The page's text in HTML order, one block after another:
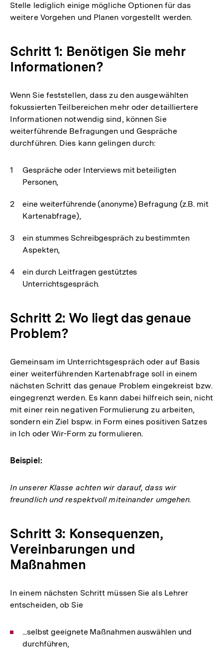
Stelle lediglich einige mögliche Optionen für das
weitere Vorgehen und Planen vorgestellt werden.
Schritt 1: Benötigen Sie mehr
Informationen?
Wenn Sie feststellen, dass zu den ausgewählten
fokussierten Teilbereichen mehr oder detailliertere
Informationen notwendig sind, können Sie
weiterführende Befragungen und Gespräche
durchführen. Dies kann gelingen durch:
Gespräche oder Interviews mit beteiligten
Personen,
eine weiterführende (anonyme) Befragung (z.B. mit
Kartenabfrage),
ein stummes Schreibgespräch zu bestimmten
Aspekten,
ein durch Leitfragen gestütztes
Unterrichtsgespräch.
Schritt 2: Wo liegt das genaue
Problem?
Gemeinsam im Unterrichtsgespräch oder auf Basis
einer weiterführenden Kartenabfrage soll in einem
nächsten Schritt das genaue Problem eingekreist bzw.
eingegrenzt werden. Es kann dabei hilfreich sein, nicht
mit einer rein negativen Formulierung zu arbeiten,
sondern ein Ziel bspw. in Form eines positiven Satzes
in Ich oder Wir-Form zu formulieren.
Beispiel:
In unserer Klasse achten wir darauf, dass wir
freundlich und respektvoll miteinander umgehen.
Schritt 3: Konsequenzen,
Vereinbarungen und
Maßnahmen
In einem nächsten Schritt müssen Sie als Lehrer
entscheiden, ob Sie
...selbst geeignete Maßnahmen auswählen und
durchführen,